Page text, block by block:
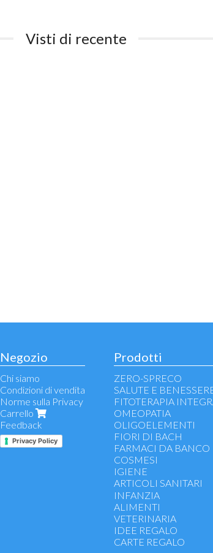
Visti di recente
Negozio
Chi siamo
Condizioni di vendita
Norme sulla Privacy
Carrello
Feedback
Privacy Policy
Prodotti
ZERO-SPRECO
SALUTE E
FITOTERAPIA
OMEOPATIA
OLIGOELEMENTI
FIORI DI BACH
FARMACI DA BANCO
COSMESI
IGIENE
ARTICOLI SANITARI
Misuratori di pressione
Aerosol -
Termometri - test
Medicazioni -
Incontinenza - assorbenti
INFANZIA
ALIMENTI
VETERINARIA
IDEE REGALO
CARTE REGALO